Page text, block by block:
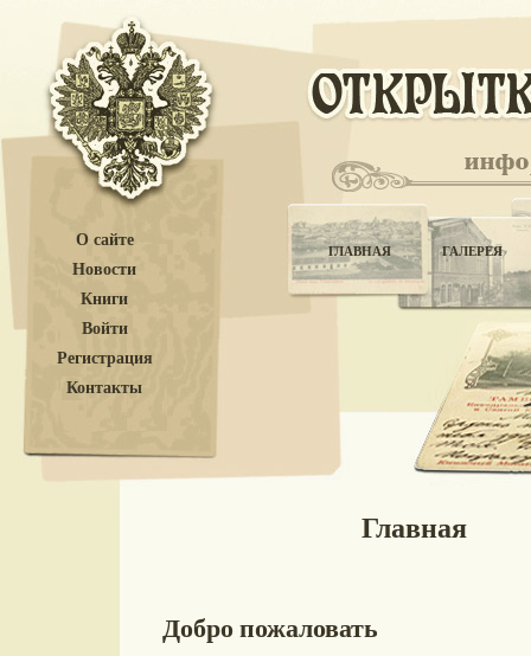
О сайте
Новости
Книги
Войти
Регистрация
Контакты
ГЛАВНАЯ ГАЛЕРЕЯ
Главная
Добро пожаловать